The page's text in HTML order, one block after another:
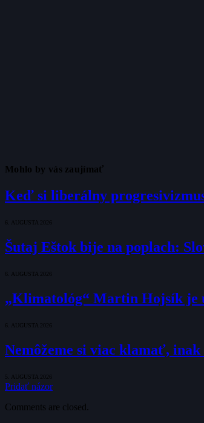
Mohlo by vás zaujímať
Keď si liberálny
6. AUGUSTA 2026
Šutaj Eštok bije na poplach:
6. AUGUSTA 2026
„Klimatológ“ Martin Hojsík je
6. AUGUSTA 2026
Nemôžeme si viac klamať,
5. AUGUSTA 2026
Pridať názor
Comments are closed.